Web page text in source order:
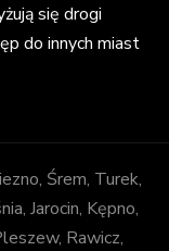
się drogi
do innych miast
Śrem, Turek,
Jarocin, Kępno,
Rawicz,